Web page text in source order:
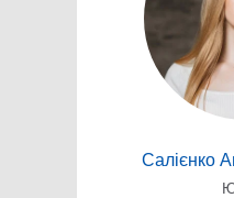
Салієнко